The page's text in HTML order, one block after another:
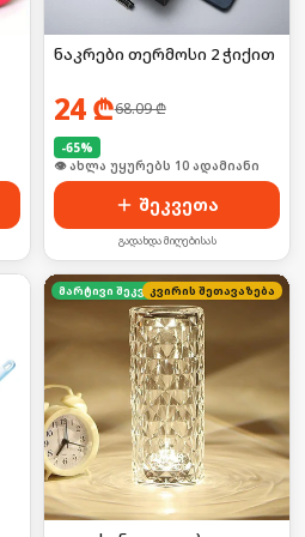
ნაკრები თერმოსი 2 ჭიქით
24₾68.09₾
-65%
🛒 ბოლო 24სთ-ში იყიდა 16-მა
შეკვეთა
გადახდა მიღებისას
მარტივი შეკვეთა
კვირის შეთავაზება